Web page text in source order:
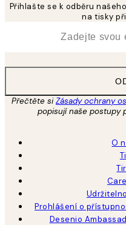
Přihlašte se k odběru
na tisky
Přečtěte siZásady ochrany
popisují naše postupy
O
Prohlášení o
Desenio